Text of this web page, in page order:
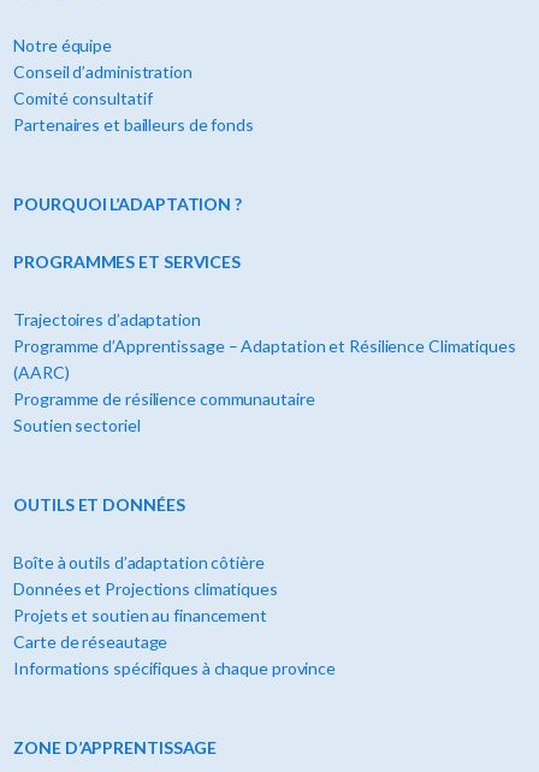
Notre équipe
Conseil d’administration
Comité consultatif
Partenaires et bailleurs de fonds
POURQUOI L’ADAPTATION ?
PROGRAMMES ET SERVICES
Trajectoires d’adaptation
Programme d’Apprentissage – Adaptation et Résilience Climatiques
(AARC)
Programme de résilience communautaire
Soutien sectoriel
OUTILS ET DONNÉES
Boîte à outils d’adaptation côtière
Données et Projections climatiques
Projets et soutien au financement
Carte de réseautage
Informations spécifiques à chaque province
ZONE D’APPRENTISSAGE